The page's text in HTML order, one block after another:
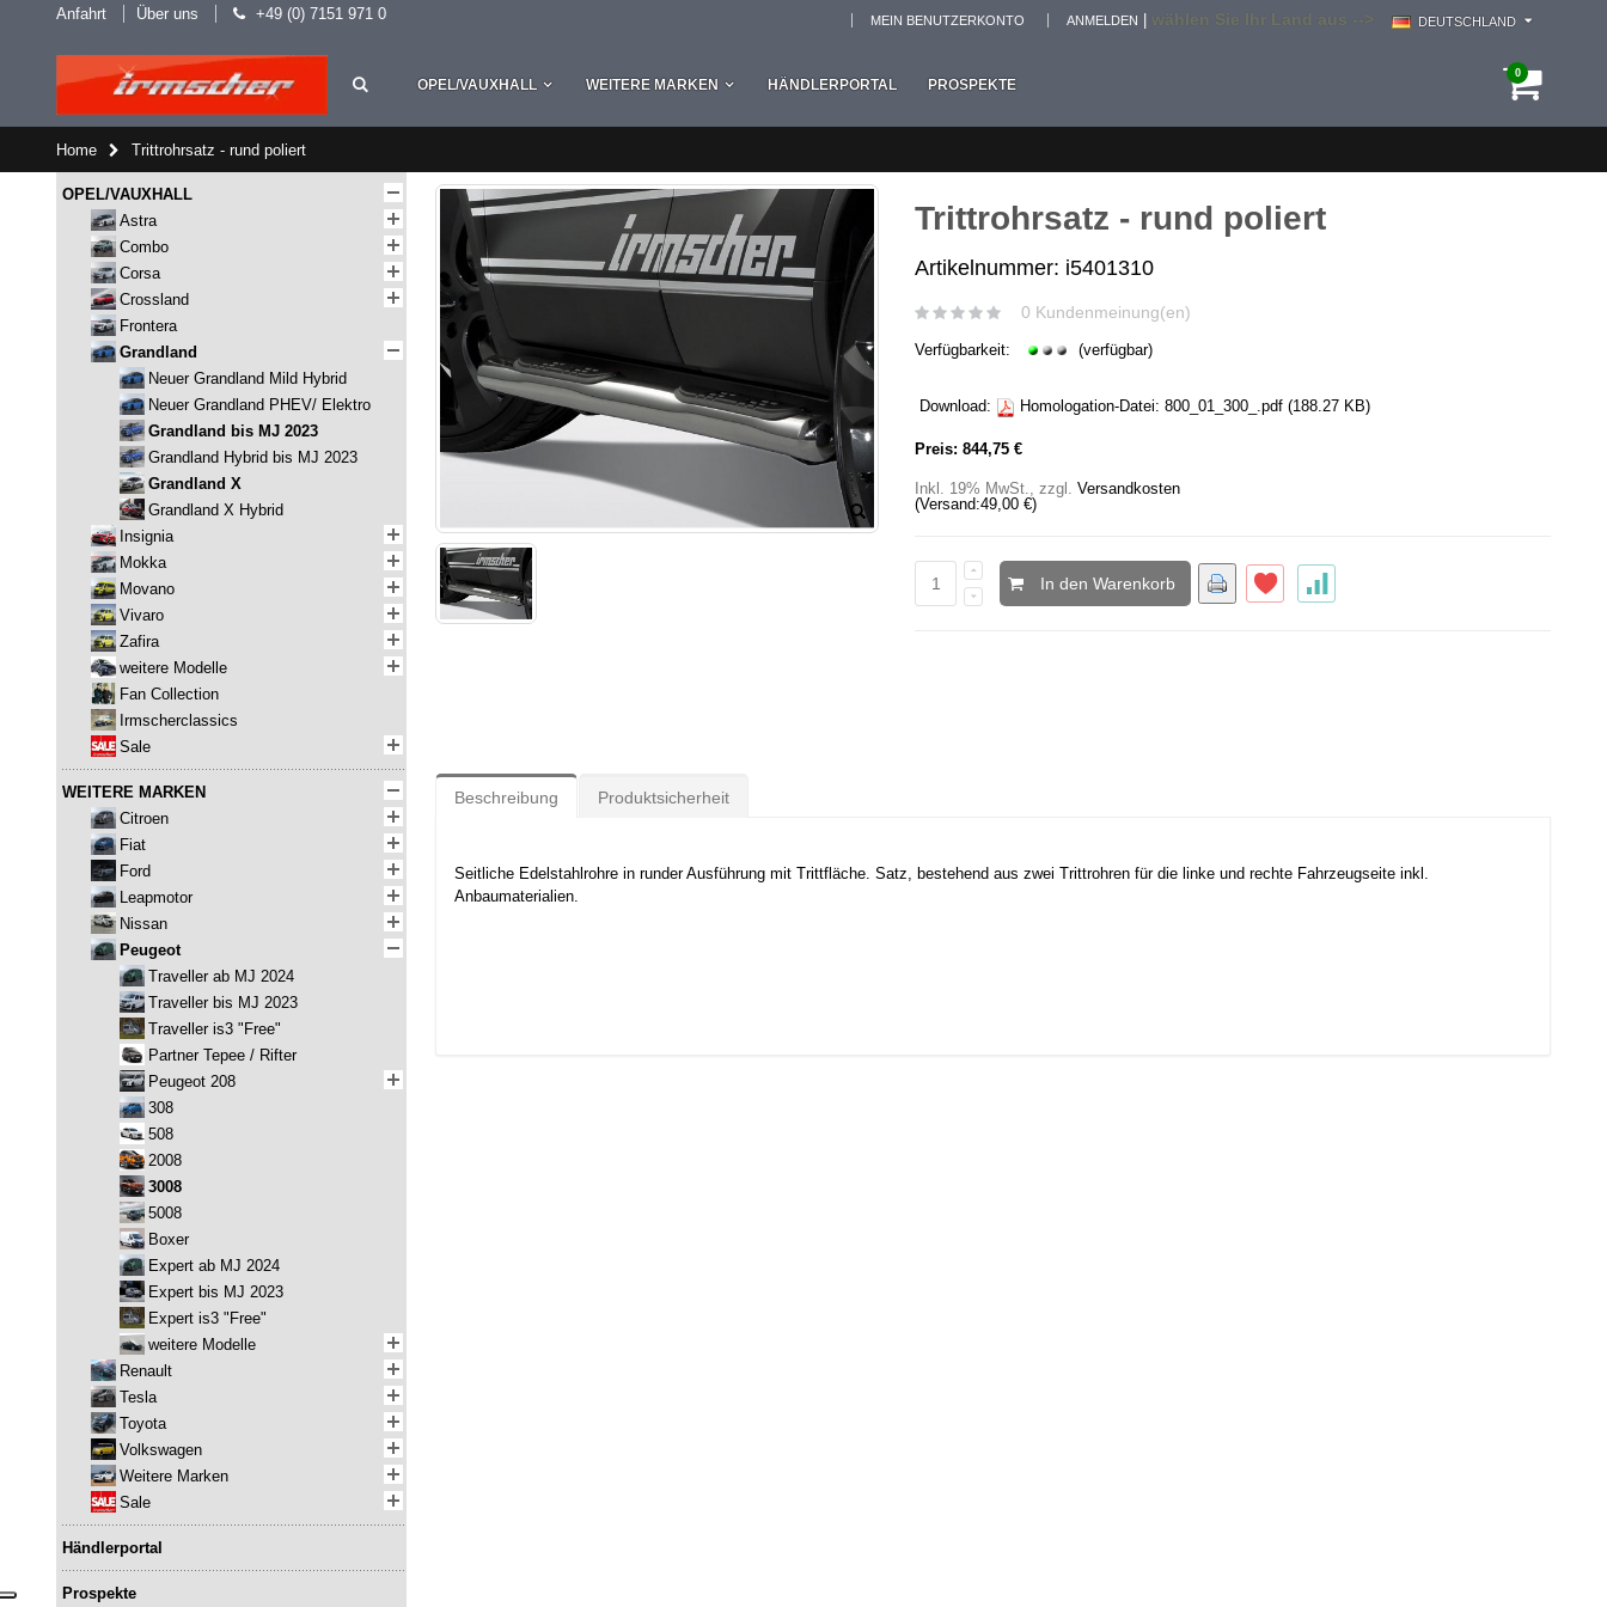
Anfahrt Über uns +49 (0) 7151 971 0 DEUTSCHLAND
MEIN BENUTZERKONTO ANMELDEN
0
OPEL/VAUXHALL WEITERE MARKEN HÄNDLERPORTAL PROSPEKTE
Home Trittrohrsatz - rund poliert
Trittrohrsatz - rund poliert
Artikelnummer: i5401310
0 Kundenmeinung(en)
Verfügbarkeit: (verfügbar)
Download: Homologation-Datei:800_01_300_.pdf (188.27 KB)
Preis: 844,75 €
Inkl. 19% MwSt.,zzgl.Versandkosten
(Versand:49,00 €)
In den Warenkorb
Beschreibung Produktsicherheit
Seitliche Edelstahlrohre in runder Ausführung mit Trittfläche. Satz, bestehend aus zwei Trittrohren für die linke und rechte Fahrzeugseite inkl.
Anbaumaterialien.
OPEL/VAUXHALL
Astra
Combo
Corsa
Crossland
Frontera
Grandland
Neuer Grandland Mild Hybrid
Neuer Grandland PHEV/ Elektro
Grandland bis MJ 2023
Grandland Hybrid bis MJ 2023
Grandland X
Grandland X Hybrid
Insignia
Mokka
Movano
Vivaro
Zafira
weitere Modelle
Fan Collection
Irmscherclassics
Sale
WEITERE MARKEN
Citroen
Fiat
Ford
Leapmotor
Nissan
Peugeot
Traveller ab MJ 2024
Traveller bis MJ 2023
Traveller is3 "Free"
Partner Tepee / Rifter
Peugeot 208
308
508
2008
3008
5008
Boxer
Expert ab MJ 2024
Expert bis MJ 2023
Expert is3 "Free"
weitere Modelle
Renault
Tesla
Toyota
Volkswagen
Weitere Marken
Sale
Händlerportal
Prospekte